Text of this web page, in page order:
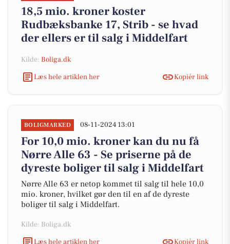
18,5 mio. kroner koster
Rudbæksbanke 17, Strib - se hvad
der ellers er til salg i Middelfart
Kilde: Boliga.dk
Læs hele artiklen her
Kopiér link
BOLIGMARKED 08-11-2024 13:01
For 10,0 mio. kroner kan du nu få
Nørre Alle 63 - Se priserne på de
dyreste boliger til salg i Middelfart
Nørre Alle 63 er netop kommet til salg til hele 10,0
mio. kroner, hvilket gør den til en af de dyreste
boliger til salg i Middelfart.
Kilde: Boliga.dk
Læs hele artiklen her
Kopiér link